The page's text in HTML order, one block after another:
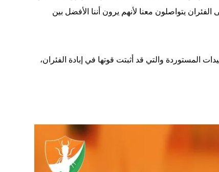
يتواصلون معنا لأنهم يرون أننا الأفضل بين
المستوردة والتي قد أثبتت قوتها في إبادة الفئران،